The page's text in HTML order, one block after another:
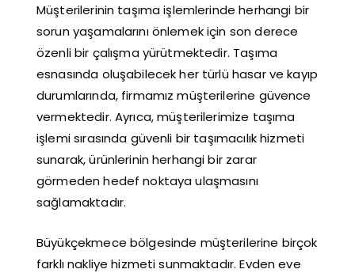
Müşterilerinin taşıma işlemlerinde herhangi bir
sorun yaşamalarını önlemek için son derece
özenli bir çalışma yürütmektedir. Taşıma
esnasında oluşabilecek her türlü hasar ve kayıp
durumlarında, firmamız müşterilerine güvence
vermektedir. Ayrıca, müşterilerimize taşıma
işlemi sırasında güvenli bir taşımacılık hizmeti
sunarak, ürünlerinin herhangi bir zarar
görmeden hedef noktaya ulaşmasını
sağlamaktadır.
Büyükçekmece bölgesinde müşterilerine birçok
farklı nakliye hizmeti sunmaktadır. Evden eve